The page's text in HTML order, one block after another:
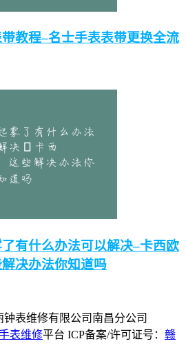
教程–名士手表表带更换全流
有什么办法可以解决–卡西欧
决办法你知道吗
表维修有限公司南昌分公司
表维修平台 ICP备案/许可证号： 赣